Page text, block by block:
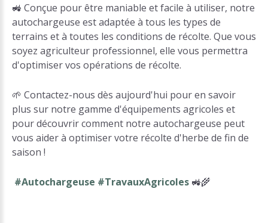
🚜 Conçue pour être maniable et facile à utiliser, notre
autochargeuse est adaptée à tous les types de
terrains et à toutes les conditions de récolte. Que vous
soyez agriculteur professionnel, elle vous permettra
d'optimiser vos opérations de récolte.
🌱 Contactez-nous dès aujourd'hui pour en savoir
plus sur notre gamme d'équipements agricoles et
pour découvrir comment notre autochargeuse peut
vous aider à optimiser votre récolte d'herbe de fin de
saison !
#Autochargeuse #TravauxAgricoles 🚜🌾